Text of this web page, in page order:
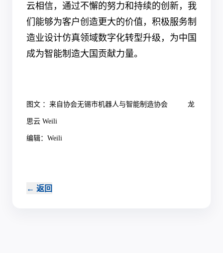
云相信，通过不懈的努力和持续的创新，我
们能够为客户创造更大的价值，积极服务制
造业设计仿真领域数字化转型升级，为中国
成为智能制造大国贡献力量。
图文 ：来自协会无锡市机器人与智能制造协会 龙
思云 Weili
编辑： Weili
← 返回